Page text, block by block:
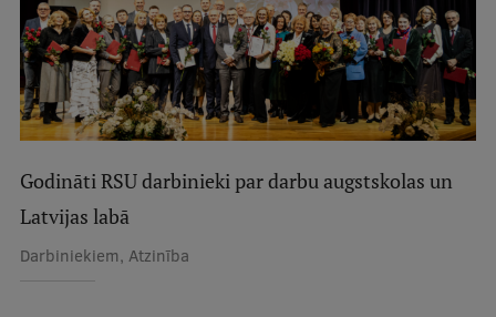
Rezidentūra
Uzņemšana
Praktiska informācija
Par RSU
Godināti RSU darbinieki par darbu augstskolas un
Latvijas labā
Darbiniekiem, Atzinība